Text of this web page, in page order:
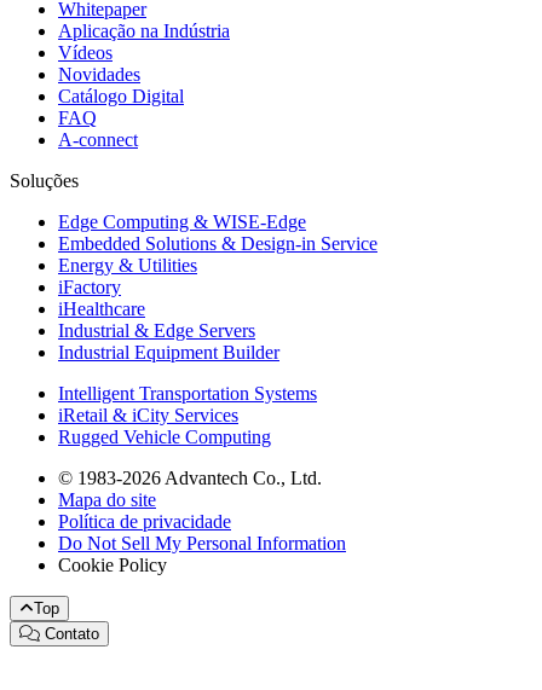
Whitepaper
Aplicação na Indústria
Vídeos
Novidades
Catálogo Digital
FAQ
A-connect
Soluções
Edge Computing & WISE-Edge
Embedded Solutions & Design-in Service
Energy & Utilities
iFactory
iHealthcare
Industrial & Edge Servers
Industrial Equipment Builder
Intelligent Transportation Systems
iRetail & iCity Services
Rugged Vehicle Computing
© 1983-2026 Advantech Co., Ltd.
Mapa do site
Política de privacidade
Do Not Sell My Personal Information
Cookie Policy
Top
Contato